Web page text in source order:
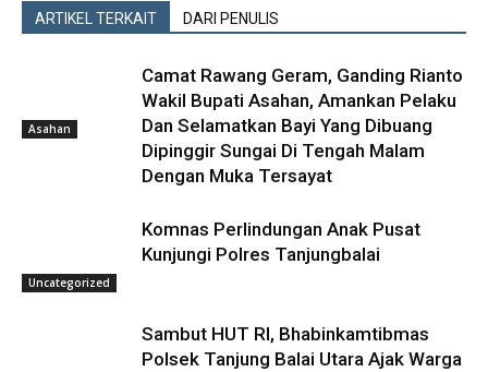
ARTIKEL TERKAIT DARI PENULIS
Asahan
Camat Rawang Geram, Ganding Rianto
Wakil Bupati Asahan, Amankan Pelaku
Dan Selamatkan Bayi Yang Dibuang
Dipinggir Sungai Di Tengah Malam
Dengan Muka Tersayat
Uncategorized
Komnas Perlindungan Anak Pusat
Kunjungi Polres Tanjungbalai
Sambut HUT RI, Bhabinkamtibmas
Polsek Tanjung Balai Utara Ajak Warga